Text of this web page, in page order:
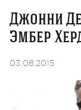
Джонни
Эмбер
03.08.2015